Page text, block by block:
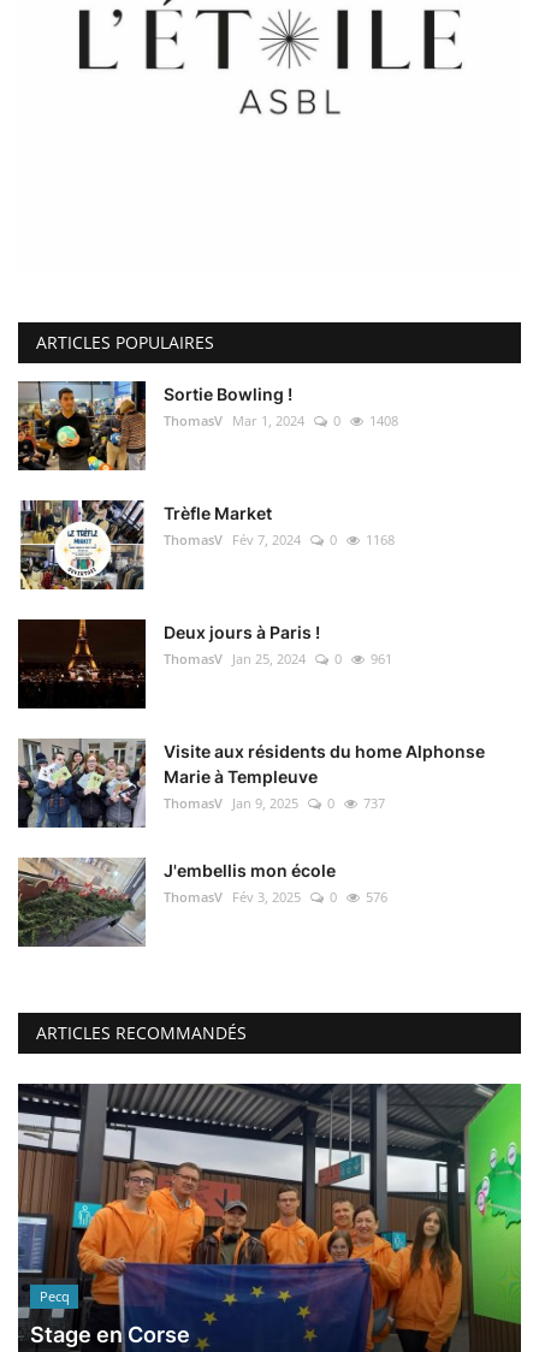
ARTICLES POPULAIRES
Sortie Bowling !
ThomasV Mar 1, 2024 0 1408
Trèfle Market
ThomasV Fév 7, 2024 0 1168
Deux jours à Paris !
ThomasV Jan 25, 2024 0 961
Visite aux résidents du home Alphonse
Marie à Templeuve
ThomasV Jan 9, 2025 0 737
J'embellis mon école
ThomasV Fév 3, 2025 0 576
ARTICLES RECOMMANDÉS
Pecq
Stage en Corse